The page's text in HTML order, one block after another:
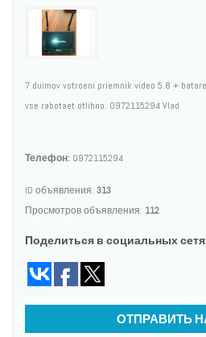
7 duimov vstroeni priemnik video 5.8 +
vse rabotaet otlihno. 0972115294 Vlad
Телефон: 0972115294
ID объявления: 313
Просмотров объявления: 112
Поделиться в социальных
ОТПРАВИТЬ НА